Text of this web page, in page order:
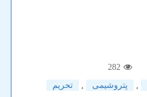
282
, پتروشیمی , تحریم